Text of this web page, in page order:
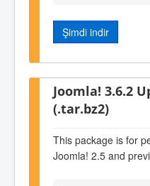
Şimdi indir
Joomla! 3.6.2
(.tar.bz2)
This package is for
Joomla! 2.5 and